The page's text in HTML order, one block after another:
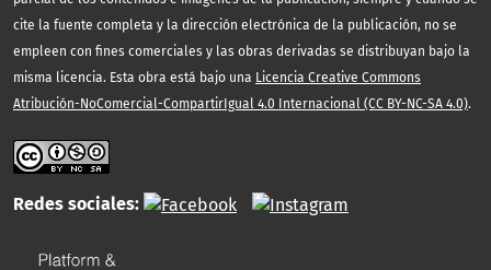
cite la fuente completa y la dirección electrónica de la publicación, no se
empleen con fines comerciales y las obras derivadas se distribuyan bajo la
misma licencia. Esta obra está bajo una Licencia Creative Commons
Atribución-NoComercial-CompartirIgual 4.0 Internacional (CC BY-NC-SA 4.0).
Redes sociales: